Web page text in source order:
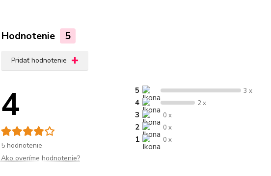
Hodnotenie 5
Pridať hodnotenie
4
5 hodnotenie
5 3 x
4 2 x
3 0 x
2 0 x
1 0 x
Ako overíme hodnotenie?